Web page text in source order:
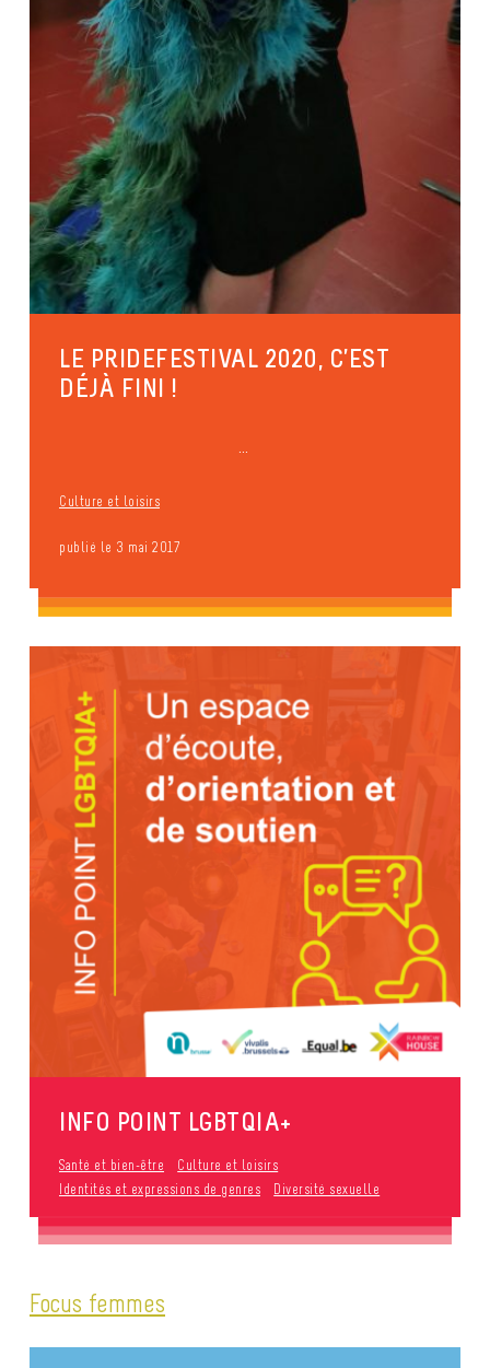
LE PRIDEFESTIVAL 2020, C’EST
DÉJÀ FINI !
...
Culture et loisirs
publié le 3 mai 2017
INFO POINT LGBTQIA+
Santé et bien-être
Culture et loisirs
Identités et expressions de genres
Diversité sexuelle
Focus femmes